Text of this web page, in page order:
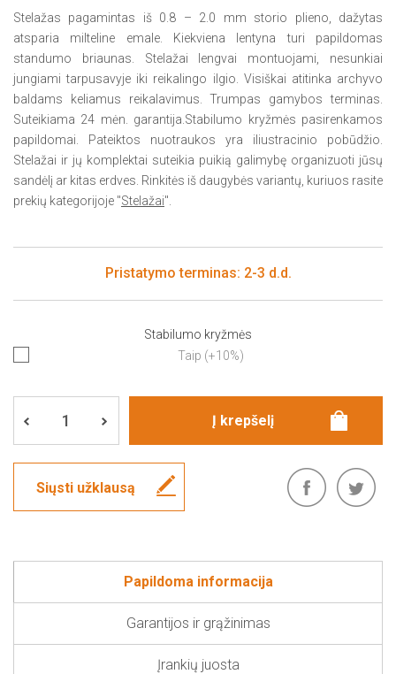
Stelažas pagamintas iš 0.8 – 2.0 mm storio plieno, dažytas
atsparia milteline emale. Kiekviena lentyna turi papildomas
standumo briaunas. Stelažai lengvai montuojami, nesunkiai
jungiami tarpusavyje iki reikalingo ilgio. Visiškai atitinka archyvo
baldams keliamus reikalavimus. Trumpas gamybos terminas.
Suteikiama 24 mėn. garantija.Stabilumo kryžmės pasirenkamos
papildomai. Pateiktos nuotraukos yra iliustracinio pobūdžio.
Stelažai ir jų komplektai suteikia puikią galimybę organizuoti jūsų
sandėlį ar kitas erdves. Rinkitės iš daugybės variantų, kuriuos rasite
prekių kategorijoje "Stelažai".
Pristatymo terminas: 2-3 d.d.
Stabilumo kryžmės
Taip (+10%)
Siųsti užklausą
Papildoma informacija
Garantijos ir grąžinimas
Įrankių juosta